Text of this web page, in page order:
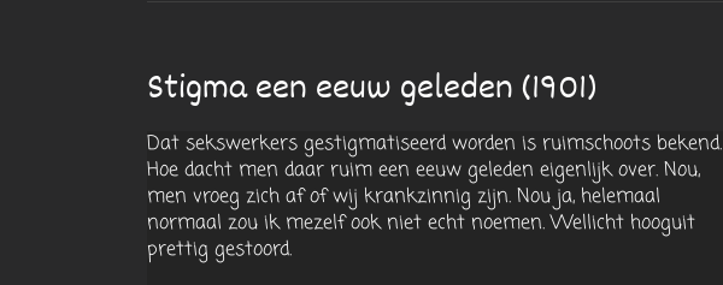
Stigma een eeuw geleden (1901)
Dat sekswerkers gestigmatiseerd worden is ruimschoots bekend.
Hoe dacht men daar ruim een eeuw geleden eigenlijk over. Nou,
men vroeg zich af of wij krankzinnig zijn. Nou ja, helemaal
normaal zou ik mezelf ook niet echt noemen. Wellicht hooguit
prettig gestoord.